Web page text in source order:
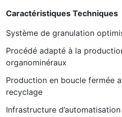
Caractéristiques Techniques
Système de granulation
Procédé adapté à la
organominéraux
Production en boucle fermée
recyclage
Infrastructure